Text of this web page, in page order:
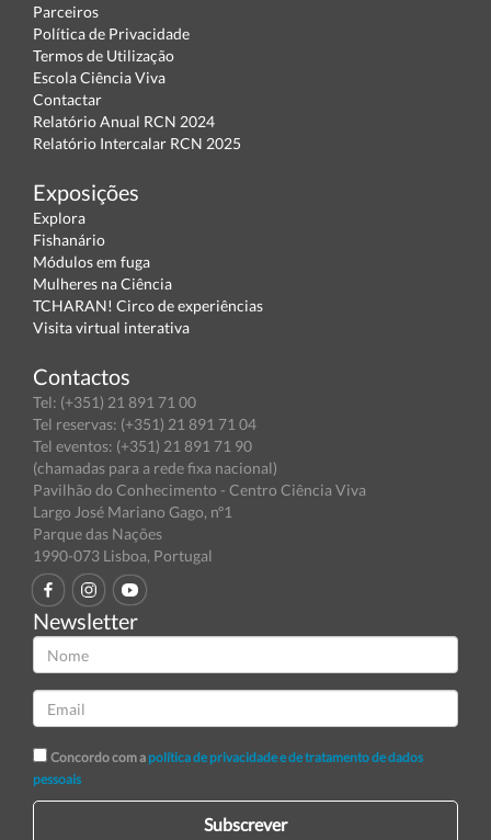
Parceiros
Política de Privacidade
Termos de Utilização
Escola Ciência Viva
Contactar
Relatório Anual RCN 2024
Relatório Intercalar RCN 2025
Exposições
Explora
Fishanário
Módulos em fuga
Mulheres na Ciência
TCHARAN! Circo de experiências
Visita virtual interativa
Contactos
Tel: (+351) 21 891 71 00
Tel reservas: (+351) 21 891 71 04
Tel eventos: (+351) 21 891 71 90
(chamadas para a rede fixa nacional)
Pavilhão do Conhecimento - Centro Ciência Viva
Largo José Mariano Gago, nº1
Parque das Nações
1990-073 Lisboa, Portugal
Newsletter
Concordo com a política de privacidade e de tratamento de dados
pessoais
Subscrever